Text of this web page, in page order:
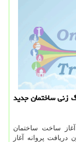
زنی ساختمان جدید
ساخت ساختمان
پروانه آغاز